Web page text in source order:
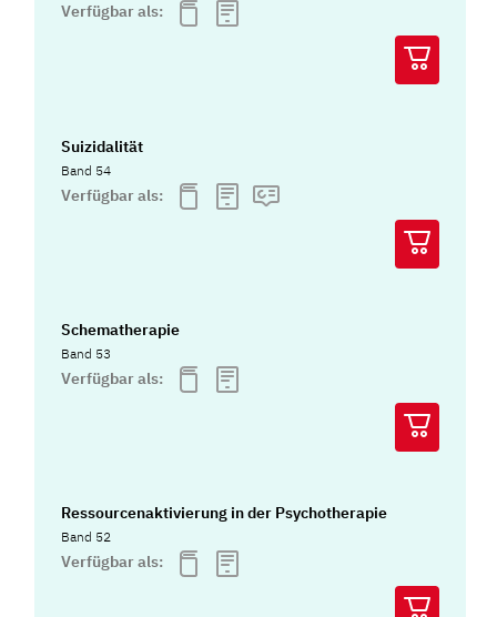
Verfügbar als:
Suizidalität
Band 54
Verfügbar als:
Schematherapie
Band 53
Verfügbar als:
Ressourcenaktivierung in der Psychotherapie
Band 52
Verfügbar als: